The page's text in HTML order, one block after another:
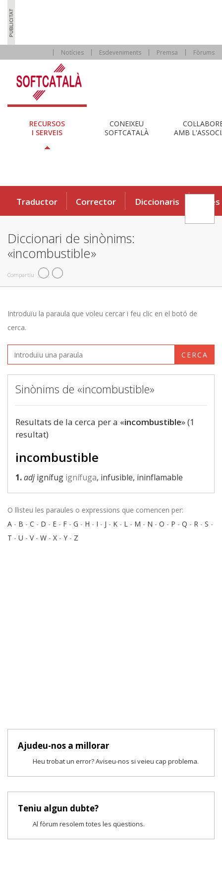
Notícies Esdeveniments Premsa Fòrums
RECURSOS
I SERVEIS
CONEIXEU
SOFTCATALÀ
AMB
Traductor Corrector Diccionaris Eines
Diccionari de sinònims:
«incombustible»
Compartiu
Introduïu la paraula que voleu cercar i feu clic en el botó de
cerca.
CERCA
Sinònims de «incombustible»
Resultats de la cerca per a «incombustible» (1
resultat)
incombustible
1.adjignífug ignífuga, infusible, ininflamable
O llisteu les paraules o expressions que comencen per:
A - B - C - D - E - F - G - H - I - J - K - L - M - N - O - P - Q - R - S -
T - U - V- W - X - Y - Z
Ajudeu-nos a millorar
Heu trobat un error? Aviseu-nos si veieu cap problema.
Teniu algun dubte?
Al fòrum resolem totes les qüestions.